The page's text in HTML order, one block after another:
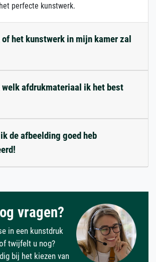
perfecte kunstwerk.
of het kunstwerk in mijn kamer zal
welk afdrukmateriaal ik het best
de afbeelding goed heb
vragen?
in een kunstdruk
twijfelt u nog?
bij het kiezen van